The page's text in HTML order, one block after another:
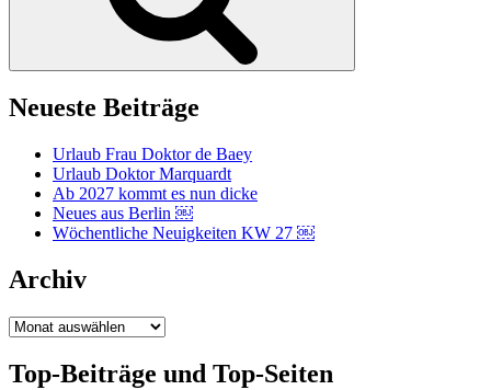
Neueste Beiträge
Urlaub Frau Doktor de Baey
Urlaub Doktor Marquardt
Ab 2027 kommt es nun dicke
Neues aus Berlin ￼
Wöchentliche Neuigkeiten KW 27 ￼
Archiv
Archiv
Top-Beiträge und Top-Seiten